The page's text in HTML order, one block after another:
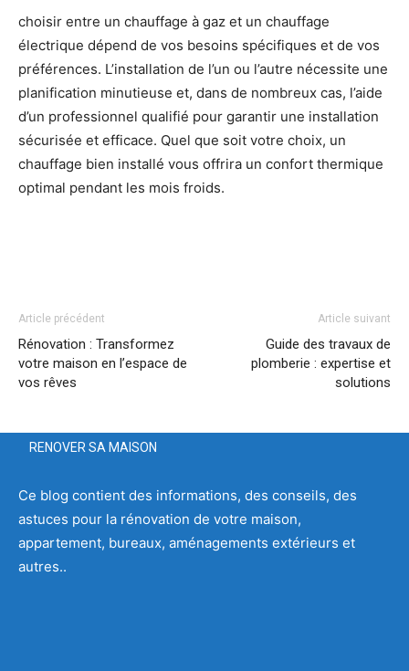
choisir entre un chauffage à gaz et un chauffage
électrique dépend de vos besoins spécifiques et de vos
préférences. L’installation de l’un ou l’autre nécessite une
planification minutieuse et, dans de nombreux cas, l’aide
d’un professionnel qualifié pour garantir une installation
sécurisée et efficace. Quel que soit votre choix, un
chauffage bien installé vous offrira un confort thermique
optimal pendant les mois froids.
Article précédent
Rénovation : Transformez
votre maison en l’espace de
vos rêves
Article suivant
Guide des travaux de
plomberie : expertise et
solutions
RENOVER SA MAISON
Ce blog contient des informations, des conseils, des
astuces pour la rénovation de votre maison,
appartement, bureaux, aménagements extérieurs et
autres..